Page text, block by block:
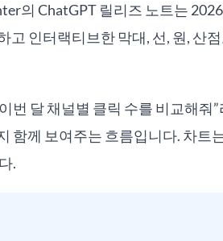
의 ChatGPT 릴리즈 노트는
고 인터랙티브한 막대, 선, 원, 산
번 달 채널별 클릭 수를 비교해줘
함께 보여주는 흐름입니다. 차트
.